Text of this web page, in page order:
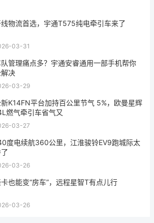
物流首选，宇通T575纯电牵引车来了
03-31
管理痛点多？宇通安睿通用一部手机帮你
决
03-29
K14FN平台加持百公里节气 5%，欧曼星辉
燃气牵引车省气又
03-27
度电续航360公里，江淮骏铃EV9跑城际太
03-26
也能变“房车”，远程星智T有点儿行
03-26